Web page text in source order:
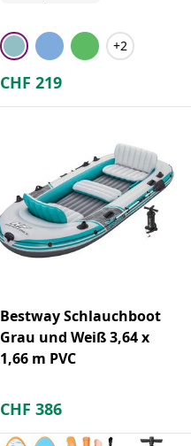
+2
CHF 219
Bestway Schlauchboot
Grau und Weiß 3,64 x
1,66 m PVC
CHF 386